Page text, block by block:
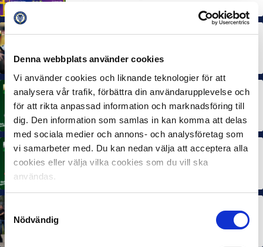
Denna webbplats använder cookies
Vi använder cookies och liknande teknologier för att
analysera vår trafik, förbättra din användarupplevelse och
för att rikta anpassad information och marknadsföring till
dig. Den information som samlas in kan komma att delas
med sociala medier och annons- och analysföretag som
vi samarbeter med. Du kan nedan välja att acceptera alla
cookies eller välja vilka cookies som du vill ska
användas.
Samtyckesval
Nödvändig
10 JUL 2026
MÅNADENS SPELARE
Rösta på Månadens Spelare i juni
3 JUL 2026
MÅNADENS TRÄNARE
Rösta på Månadens Tränare i juni
IFK Göteborg stängde till i Ligacupens P19-final